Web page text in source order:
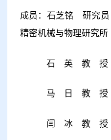
成员：石芝铭 研究
精密机械与物理研究所
石 英 教 授
马 日 教 授
闫 冰 教 授